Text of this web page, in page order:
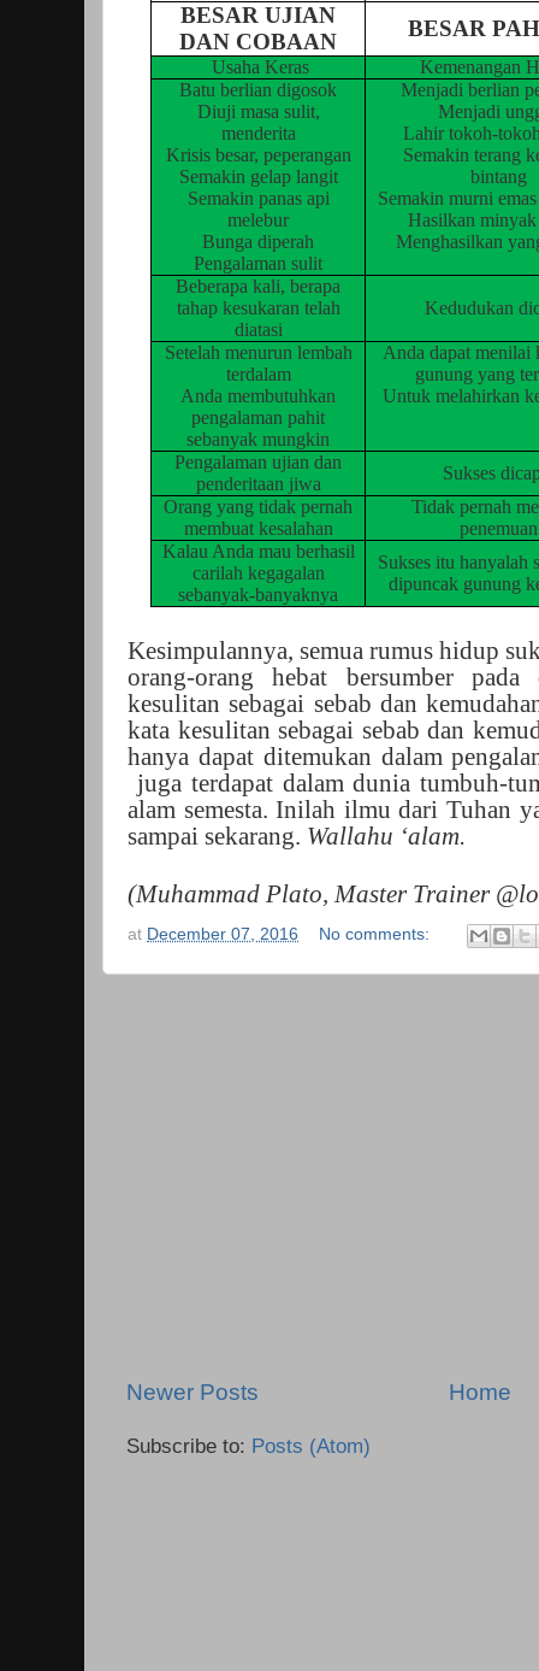
BESAR UJIAN
DAN COBAAN
BESAR
Usaha Keras
Kemenangan
Batu berlian digosok
Diuji masa sulit,
menderita
Krisis besar, peperangan
Semakin gelap langit
Semakin panas api
melebur
Bunga diperah
Pengalaman sulit
Menjadi berlian
Menjadi
Lahir tokoh-
Semakin terang
bintang
Semakin murni
Hasilkan
Menghasilkan
Beberapa kali, berapa
tahap kesukaran telah
diatasi
Kedudukan
Setelah menurun lembah
terdalam
Anda membutuhkan
pengalaman pahit
sebanyak mungkin
Anda dapat menilai
gunung yang
Untuk melahirkan
Pengalaman ujian dan
penderitaan jiwa
Sukses
Orang yang tidak pernah
membuat kesalahan
Tidak pernah
penemuan
Kalau Anda mau berhasil
carilah kegagalan
sebanyak-banyaknya
Sukses itu hanyalah
dipuncak gunung
Kesimpulannya, semua rumus hidup
orang-orang hebat bersumber
kesulitan sebagai sebab dan
kata kesulitan sebagai sebab dan
hanya dapat ditemukan dalam
juga terdapat dalam dunia tumbuh-
alam semesta. Inilah ilmu dari Tuhan
sampai sekarang. Wallahu ‘alam.
(Muhammad Plato, Master Trainer
at December 07, 2016 No comments:
Newer Posts Home
Subscribe to: Posts (Atom)